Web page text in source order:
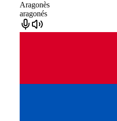
Aragonès
aragonés